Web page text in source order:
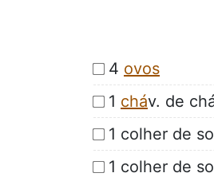
4 ovos
1 cháv. de
1 colher de
1 colher de